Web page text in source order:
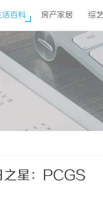
活百科 房产家居 综
之星：PCGS